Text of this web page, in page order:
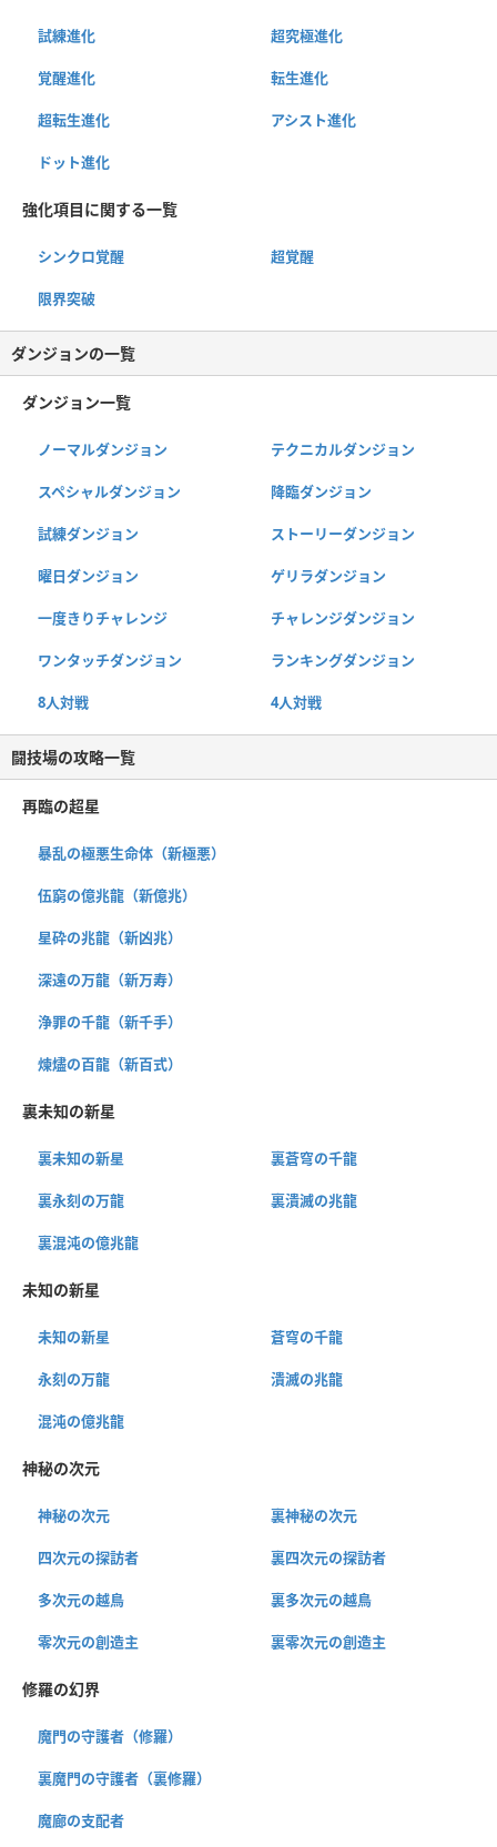
試練進化 超究極進化
覚醒進化 転生進化
超転生進化 アシスト進化
ドット進化
強化項目に関する一覧
シンクロ覚醒 超覚醒
限界突破
ダンジョンの一覧
ダンジョン一覧
ノーマルダンジョン テクニカルダンジョン
スペシャルダンジョン 降臨ダンジョン
試練ダンジョン ストーリーダンジョン
曜日ダンジョン ゲリラダンジョン
一度きりチャレンジ チャレンジダンジョン
ワンタッチダンジョン ランキングダンジョン
8人対戦 4人対戦
闘技場の攻略一覧
再臨の超星
暴乱の極悪生命体（新極悪）
伍窮の億兆龍（新億兆）
星砕の兆龍（新凶兆）
深遠の万龍（新万寿）
浄罪の千龍（新千手）
煉燼の百龍（新百式）
裏未知の新星
裏未知の新星 裏蒼穹の千龍
裏永刻の万龍 裏潰滅の兆龍
裏混沌の億兆龍
未知の新星
未知の新星 蒼穹の千龍
永刻の万龍 潰滅の兆龍
混沌の億兆龍
神秘の次元
神秘の次元 裏神秘の次元
四次元の探訪者 裏四次元の探訪者
多次元の越鳥 裏多次元の越鳥
零次元の創造主 裏零次元の創造主
修羅の幻界
魔門の守護者（修羅）
裏魔門の守護者（裏修羅）
魔廊の支配者